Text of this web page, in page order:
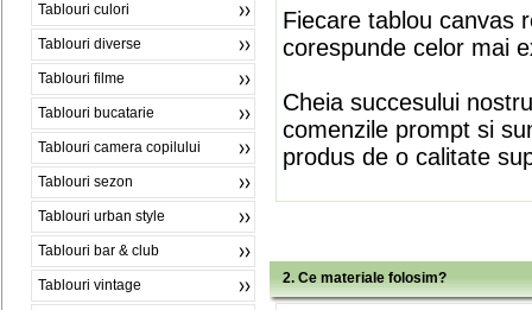
Tablouri culori
Tablouri diverse
Tablouri filme
Tablouri bucatarie
Tablouri camera copilului
Tablouri sezon
Tablouri urban style
Tablouri bar & club
Tablouri vintage
Fiecare tablou canvas
corespunde celor mai
Cheia succesului
comenzile prompt si
produs de o calitate
2. Ce materiale folosim?